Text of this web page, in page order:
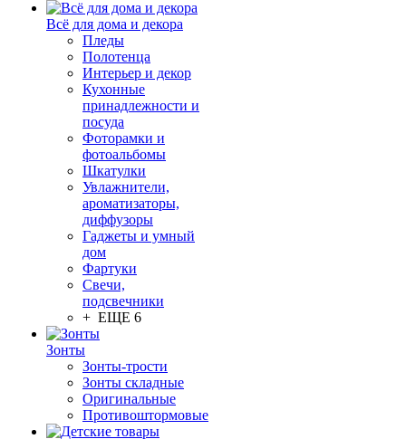
Всё для дома и декора
Пледы
Полотенца
Интерьер и декор
Кухонные
принадлежности и
посуда
Фоторамки и
фотоальбомы
Шкатулки
Увлажнители,
ароматизаторы,
диффузоры
Гаджеты и умный
дом
Фартуки
Свечи,
подсвечники
+ ЕЩЕ 6
Зонты
Зонты-трости
Зонты складные
Оригинальные
Противоштормовые